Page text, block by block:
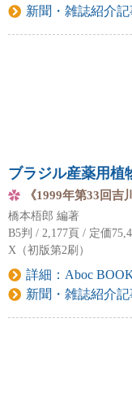
新聞・雑誌紹介
ブラジル産薬用植
《1999年第33回吉
橋本梧郎 編著
B5判 / 2,177頁 / 定価
X（初版第2刷）
詳細：Aboc
新聞・雑誌紹介